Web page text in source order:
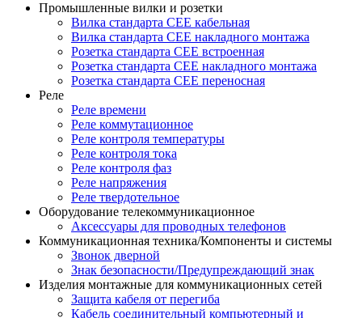
Промышленные вилки и розетки
Вилка стандарта CEE кабельная
Вилка стандарта CEE накладного монтажа
Розетка стандарта CEE встроенная
Розетка стандарта СЕЕ накладного монтажа
Розетка стандарта СЕЕ переносная
Реле
Реле времени
Реле коммутационное
Реле контроля температуры
Реле контроля тока
Реле контроля фаз
Реле напряжения
Реле твердотельное
Оборудование телекоммуникационное
Аксессуары для проводных телефонов
Коммуникационная техника/Компоненты и системы
Звонок дверной
Знак безопасности/Предупреждающий знак
Изделия монтажные для коммуникационных сетей
Защита кабеля от перегиба
Кабель соединительный компьютерный и